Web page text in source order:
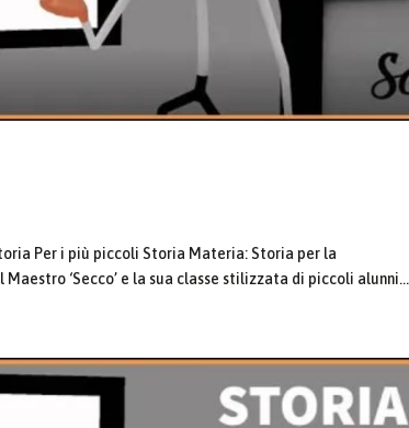
Per i più piccoli Storia Materia: Storia per la
‘Secco’ e la sua classe stilizzata di piccoli alunni...